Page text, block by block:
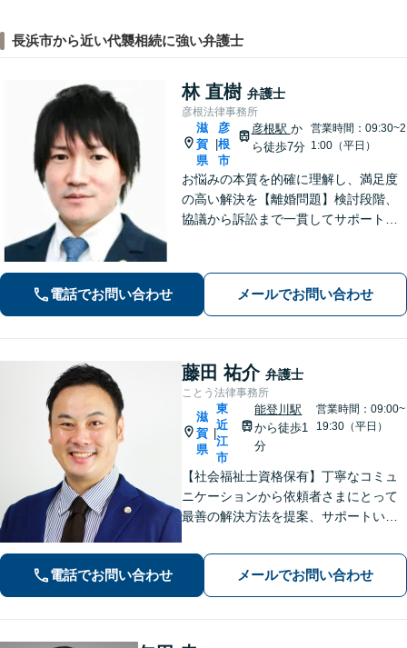
長浜市から近い代襲相続に強い弁護士
林 直樹 弁護士
彦根法律事務所
滋
賀
県
彦
根
市
彦根駅 か
ら徒歩7分
営業時間：09:30~2
1:00（平日）
お悩みの本質を的確に理解し、満足度
の高い解決を【離婚問題】検討段階、
協議から訴訟まで一貫してサポート
求など幅広く対応【オンライン面談】
【彦根駅7分】
電話でお問い合わせ メールでお問い合わせ
藤田 祐介 弁護士
ことう法律事務所
滋
賀
県
|
東
近
江
市
能登川駅
から徒歩1
分
営業時間：09:00~
19:30（平日）
【社会福祉士資格保有】丁寧なコミュ
ニケーションから依頼者さまにとって
最善の解決方法を提案、サポートいた
整理の実績多数。法律だけではなく、
福祉や医療と連携し垣根を超えて解決
へと導きます。【休日、夜間対応可
能】
電話でお問い合わせ メールでお問い合わせ